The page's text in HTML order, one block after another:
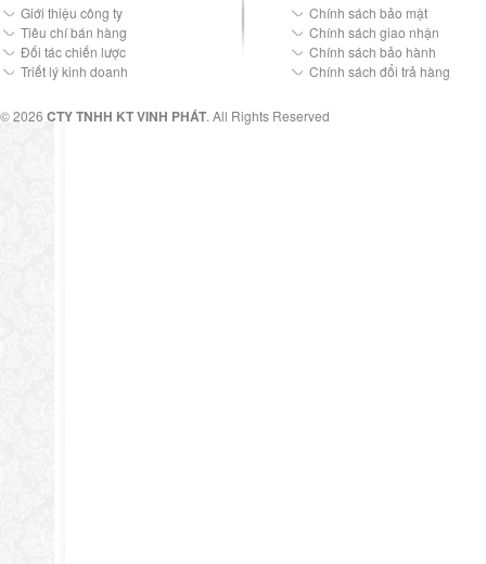
Giới thiệu công ty
Tiêu chí bán hàng
Đối tác chiến lược
Triết lý kinh doanh
Chính sách bảo mật
Chính sách giao nhận
Chính sách bảo hành
Chính sách đổi trả hàng
© 2026 CTY TNHH KT VINH PHÁT. All Rights Reserved